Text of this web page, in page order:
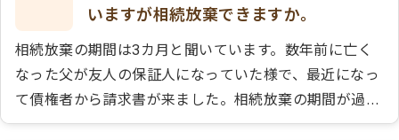
いますが相続放棄できますか。
相続放棄の期間は3カ月と聞いています。数年前に亡く
なった父が友人の保証人になっていた様で、最近になっ
て債権者から請求書が来ました。相続放棄の期間が過ぎ
ているので相続放棄は出来ないと思っています。債権者